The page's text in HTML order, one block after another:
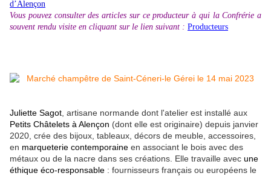
d’Alençon
Vous pouvez consulter des articles sur ce producteur à qui la Confrérie a
souvent rendu visite en cliquant sur le lien suivant : Producteurs
Juliette Sagot , artisane normande dont l'atelier est installé aux
Petits Châtelets à Alençon (dont elle est originaire) depuis janvier
2020, crée des bijoux, tableaux, décors de meuble, accessoires,
en marqueterie contemporaine en associant le bois avec des
métaux ou de la nacre dans ses créations. Elle travaille avec une
éthique éco-responsable : fournisseurs français ou européens le